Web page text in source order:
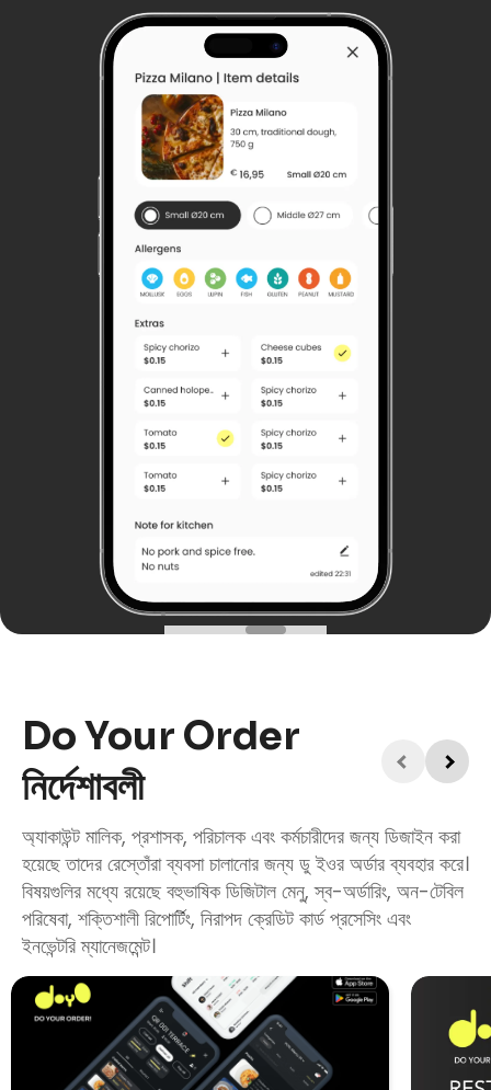
Do Your Order
নির্দেশাবলী
অ্যাকাউন্ট মালিক, প্রশাসক, পরিচালক এবং কর্মচারীদের জন্য ডিজাইন করা
হয়েছে তাদের রেস্তোঁরা ব্যবসা চালানোর জন্য ডু ইওর অর্ডার ব্যবহার করে।
বিষয়গুলির মধ্যে রয়েছে বহুভাষিক ডিজিটাল মেনু, স্ব-অর্ডারিং, অন-টেবিল
পরিষেবা, শক্তিশালী রিপোর্টিং, নিরাপদ ক্রেডিট কার্ড প্রসেসিং এবং
ইনভেন্টরি ম্যানেজমেন্ট।